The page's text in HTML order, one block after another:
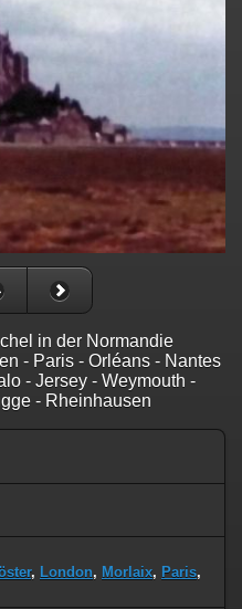
in der Normandie
- Paris - Orléans - Nantes
- Jersey - Weymouth -
- Rheinhausen
, London, Morlaix, Paris,